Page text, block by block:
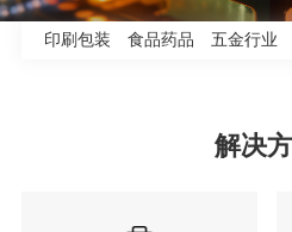
印刷包装 食品药品 五金行业
解决